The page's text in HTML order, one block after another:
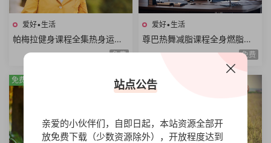
爱好•生活
帕梅拉健身课程全集热身运动
全身训练腹部训练臀腿训练舞
免费
爱好•生活
尊巴热舞减脂课程全身燃脂美
胸塑型缩腰平腹提臀塑腿Zumb
免费
免费 免费
站点公告
亲爱的小伙伴们，自即日起，本站资源全部开
放免费下载（少数资源除外），开放程度达到